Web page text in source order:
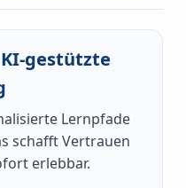
gestützte
Lernpfade
schafft Vertrauen
erlebbar.